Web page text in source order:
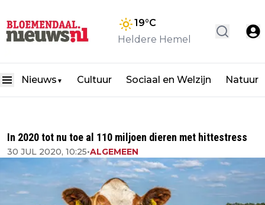
19°C
Heldere Hemel
Nieuws ▼ Cultuur Sociaal en Welzijn Natuur
In 2020 tot nu toe al 110 miljoen dieren met hittestress
30 JUL 2020, 10:25•ALGEMEEN